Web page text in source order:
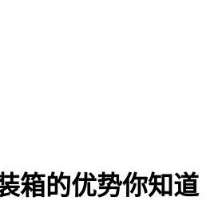
箱的优势你知道